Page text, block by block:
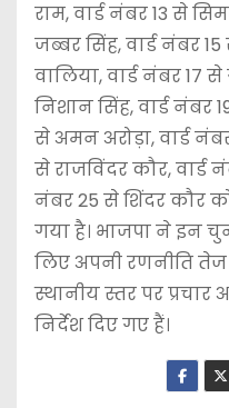
राम, वार्ड नंबर 13 से
जब्बर सिंह, वार्ड नंबर
वालिया, वार्ड नंबर 17 से
निशान सिंह, वार्ड नंबर
से अमन अरोड़ा, वार्ड
से राजविंदर कौर, वार्ड
नंबर 25 से शिंदर कौर
गया है। भाजपा ने इन
लिए अपनी रणनीति तेज
स्थानीय स्तर पर
निर्देश दिए गए हैं।